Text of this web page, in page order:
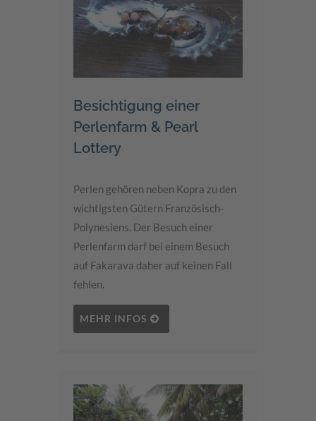
Besichtigung einer
Perlenfarm & Pearl
Lottery
Perlen gehören neben Kopra zu den
wichtigsten Gütern Französisch-
Polynesiens. Der Besuch einer
Perlenfarm darf bei einem Besuch
auf Fakarava daher auf keinen Fall
fehlen.
MEHR INFOS